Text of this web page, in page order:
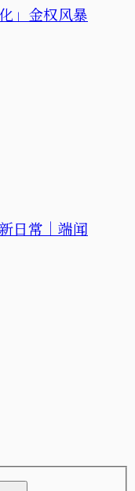
」金权风暴
日常｜端闻